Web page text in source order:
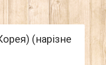
(нарізне